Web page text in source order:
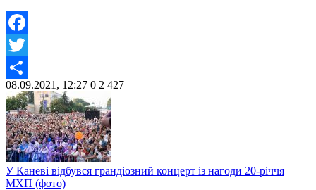
Facebook
Twitter
Share
08.09.2021, 12:27 0 2 427
У Каневі відбувся грандіозний концерт із нагоди 20-річчя
МХП (фото)